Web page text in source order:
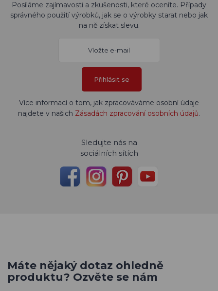
Posíláme zajímavosti a zkušenosti, které oceníte. Případy
správného použití výrobků, jak se o výrobky starat nebo jak
na ně získat slevu.
Přihlásit se
Více informací o tom, jak zpracováváme osobní údaje
najdete v našich Zásadách zpracování osobních údajů.
Sledujte nás na
sociálních sítích
Máte nějaký dotaz ohledně
produktu? Ozvěte se nám